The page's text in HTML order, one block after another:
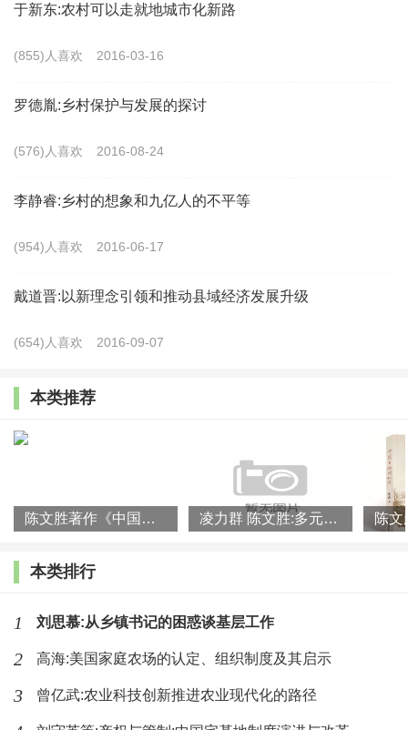
山都公司的专利。国内和其他国外公司的相关专利，数
量虽然众多，但是从应用效果和市场接受程度，都难以
转基因玉米，大部分都是通过非独家许可，转入孟山都
公司的抗虫、抗除草剂基因。近年，生物技术研究的另
利80%以上属于美国的科研机构和大学，陶氏杜邦公司
在这项技术研究上处于种业跨国公司前列。国内在基因
制于人，基因编辑产品投入市场，就需要支付昂贵的专
等，均掌握在国外科研机构或企业手中。基因发掘及高
通量分子辅助选择技术数据分析水平落后，技术运用多
在科研院所，企业未广泛使用。高通量测序技术以及单
及知识产权落后于国外。优异种质资源、育种材料及基
因等优质资源控制在跨国种业公司手中。我国种子强化
处理技术手段匮乏，技术专利掌握在国外企业手中。种
于新东:农村可以走就地城市化新路
(855)人喜欢 2016-03-16
罗德胤:乡村保护与发展的探讨
(576)人喜欢 2016-08-24
李静睿:乡村的想象和九亿人的不平等
(954)人喜欢 2016-06-17
戴道晋:以新理念引领和推动县域经济发展升级
(654)人喜欢 2016-09-07
本类推荐
陈文胜著作《中国乡村何以兴》入选2023年度影响力书单 凌力群 陈文胜:多元投入:构建乡村产业振兴长效动力机制
本类排行
1 刘思慕:从乡镇书记的困惑谈基层工作
2 高海:美国家庭农场的认定、组织制度及其启示
3 曾亿武:农业科技创新推进农业现代化的路径